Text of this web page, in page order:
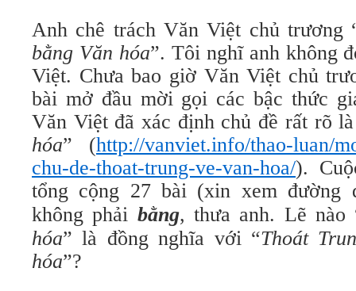
Anh chê trách Văn Việt chủ trương
bằng Văn hóa”. Tôi nghĩ anh không
Việt. Chưa bao giờ Văn Việt chủ
bài mở đầu mời gọi các bậc thức
Văn Việt đã xác định chủ đề rất rõ
hóa” (http://vanviet.info/thao-luan/
chu-de-thoat-trung-ve-van-hoa/).
tổng cộng 27 bài (xin xem
không phải bằng, thưa anh. Lẽ nào
hóa” là đồng nghĩa với “Thoát
hóa”?